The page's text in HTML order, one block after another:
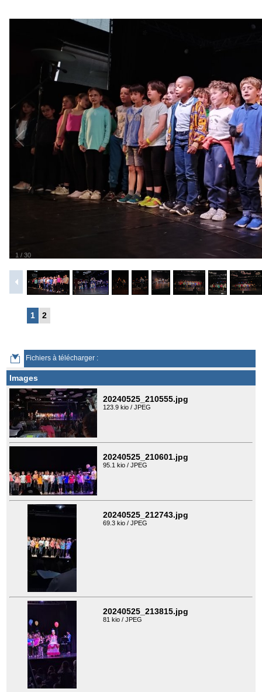
1 / 30
1 2
Fichiers à télécharger :
Images
20240525_210555.jpg
123.9 kio / JPEG
20240525_210601.jpg
95.1 kio / JPEG
20240525_212743.jpg
69.3 kio / JPEG
20240525_213815.jpg
81 kio / JPEG